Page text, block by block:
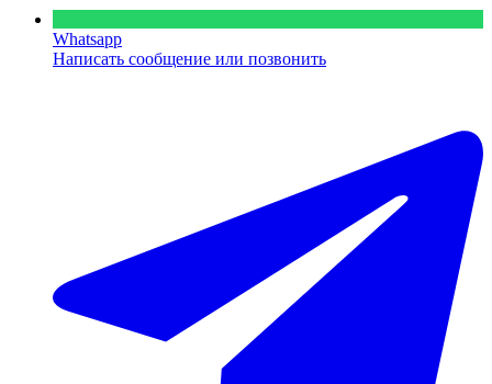
Whatsapp
Написать сообщение или позвонить